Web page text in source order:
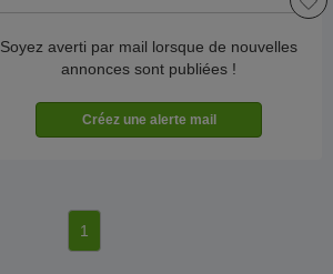
Soyez averti par mail lorsque de nouvelles
annonces sont publiées !
1